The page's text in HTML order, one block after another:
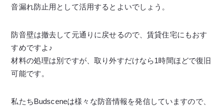
音漏れ防止用として活用するとよいでしょう。
防音壁は撤去して元通りに戻せるので、賃貸住宅にもおす
すめですよ♪
材料の処理は別ですが、取り外すだけなら1時間ほどで復旧
可能です。
私たちBudsceneは様々な防音情報を発信していますので、